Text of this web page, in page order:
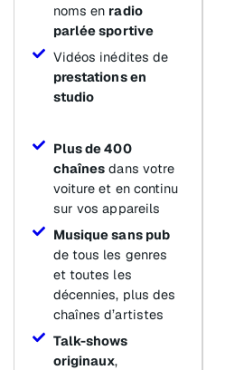
noms en radio
parlée sportive
Vidéos inédites de
prestations en
studio
Plus de 400
chaînes dans votre
voiture et en continu
sur vos appareils
Musique sans pub
de tous les genres
et toutes les
décennies, plus des
chaînes d’artistes
Talk-shows
originaux,